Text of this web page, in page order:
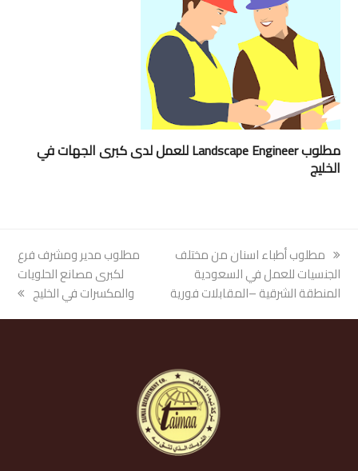
مطلوب Landscape Engineer للعمل لدى كبرى الجهات في
الخليج
previous
post:
مطلوب أطباء اسنان من مختلف
الجنسيات للعمل في السعودية
المنطقة الشرقية –المقابلات فورية
next
post:
مطلوب مدير ومشرف فرع
لكبرى مصانع الحلويات
والمكسرات في الخليج